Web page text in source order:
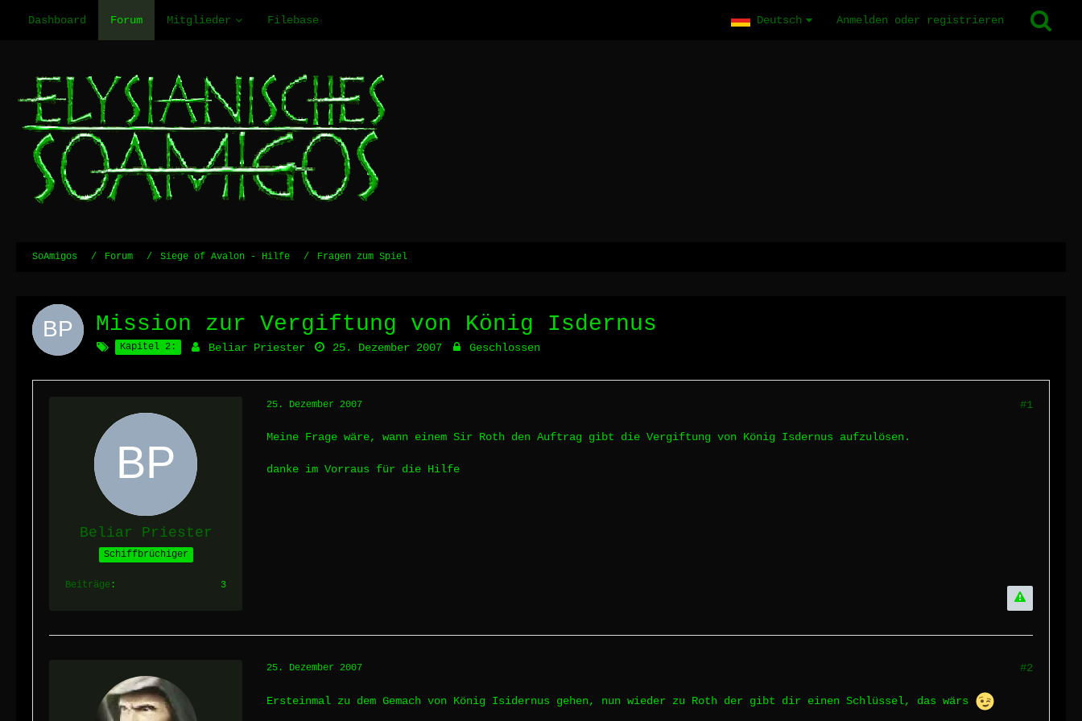
Dashboard Forum Mitglieder Filebase Deutsch Anmelden oder registrieren
SoAmigos Forum Siege of Avalon - Hilfe Fragen zum Spiel
Mission zur Vergiftung von König Isdernus
Kapitel 2: Beliar Priester 25. Dezember 2007 Geschlossen
Beliar Priester
Schiffbrüchiger
Beiträge 3
25. Dezember 2007 #1
Meine Frage wäre, wann einem Sir Roth den Auftrag gibt die Vergiftung von König Isdernus aufzulösen.
danke im Vorraus für die Hilfe
25. Dezember 2007 #2
Ersteinmal zu dem Gemach von König Isidernus gehen, nun wieder zu Roth der gibt dir einen Schlüssel, das wärs